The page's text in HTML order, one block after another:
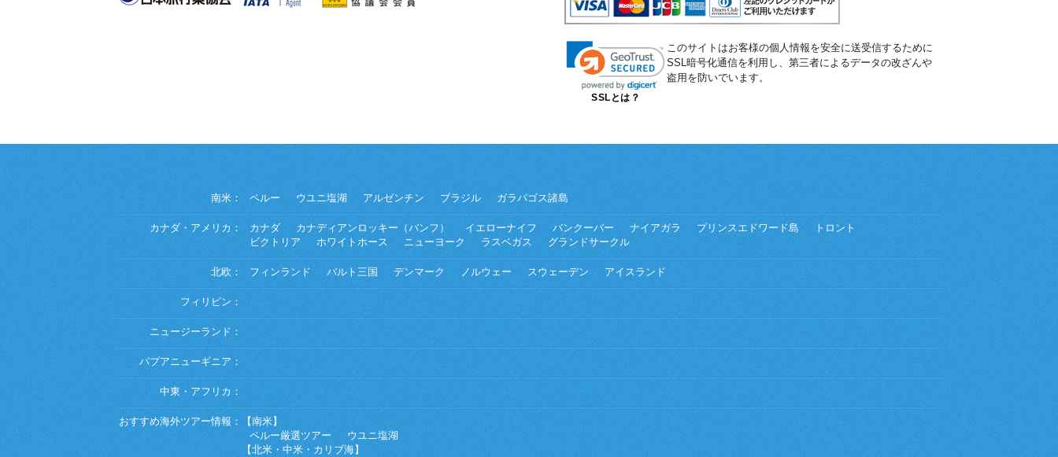
SSLとは？
このサイトはお客様の個人情報を安全に送受信するために
SSL暗号化通信を利用し、第三者によるデータの改ざんや
盗用を防いでいます。
南米： ペルー ウユニ塩湖 アルゼンチン ブラジル ガラパゴス諸島
カナダ・アメリカ： カナダ カナディアンロッキー（バンフ） イエローナイフ バンクーバー ナイアガラ プリンスエドワード島
トロント
ビクトリア
ホワイトホース ニューヨーク ラスベガス グランドサークル
北欧： フィンランド バルト三国 デンマーク ノルウェー スウェーデン アイスランド
フィリピン：
ニュージーランド：
パプアニューギニア：
中東・アフリカ：
おすすめ海外ツアー情報：
【南米】
ペルー厳選ツアー
ウユニ塩湖
【北米・中米・カリブ海】